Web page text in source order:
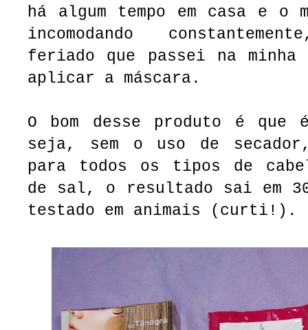
há algum tempo em casa e o
incomodando
feriado que passei na
aplicar a máscara.
O bom desse produto é
seja, sem o uso de
para todos os tipos de
de sal, o resultado sai em
testado em animais (curti!).